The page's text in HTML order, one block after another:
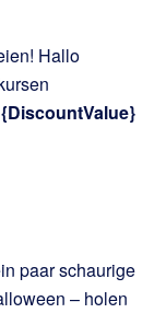
Hallo
{DiscountValue}
paar schaurige
– holen